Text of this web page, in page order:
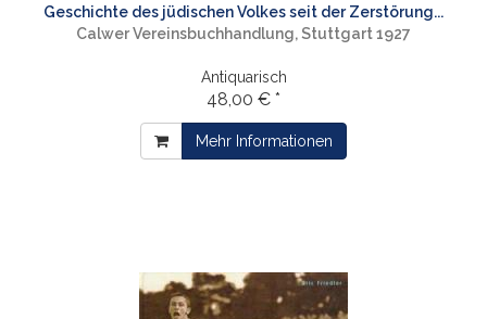
Geschichte des jüdischen Volkes seit der Zerstörung...
Calwer Vereinsbuchhandlung, Stuttgart 1927
Antiquarisch
48,00 € *
Mehr Informationen